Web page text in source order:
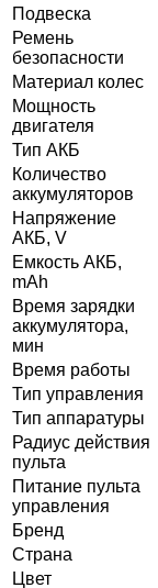
Подвеска
Ремень
безопасности
Материал колес
Мощность
двигателя
Тип АКБ
Количество
аккумуляторов
Напряжение
АКБ, V
Емкость АКБ,
mAh
Время зарядки
аккумулятора,
мин
Время работы
Тип управления
Тип аппаратуры
Радиус действия
пульта
Питание пульта
управления
Бренд
Страна
Цвет